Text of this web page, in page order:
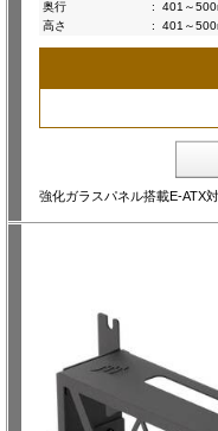
奥行
:
401～
高さ
: 401～
強化ガラスパネル搭載E-ATX